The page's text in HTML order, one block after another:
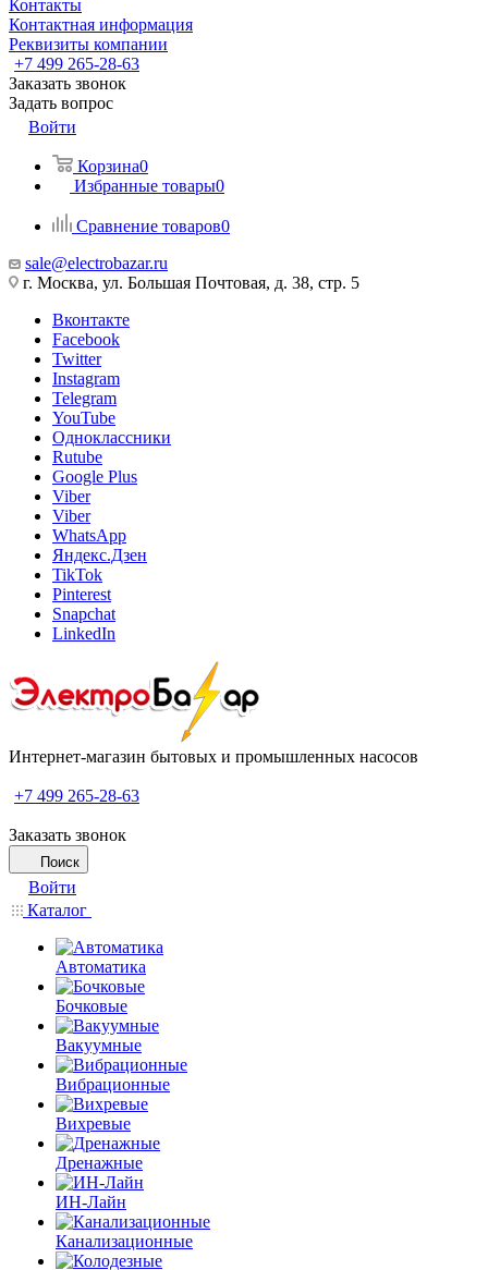
Контакты
Контактная информация
Реквизиты компании
+7 499 265-28-63
Заказать звонок
Задать вопрос
Войти
Корзина0
Избранные товары0
Сравнение товаров0
sale@electrobazar.ru
г. Москва, ул. Большая Почтовая, д. 38, стр. 5
Вконтакте
Facebook
Twitter
Instagram
Telegram
YouTube
Одноклассники
Rutube
Google Plus
Viber
Viber
WhatsApp
Яндекс.Дзен
TikTok
Pinterest
Snapchat
LinkedIn
Интернет-магазин бытовых и промышленных насосов
+7 499 265-28-63
Заказать звонок
Поиск
Войти
Каталог
Автоматика
Бочковые
Вакуумные
Вибрационные
Вихревые
Дренажные
ИН-Лайн
Канализационные